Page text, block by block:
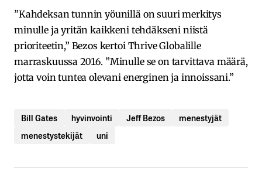
”Kahdeksan tunnin yöunillä on suuri merkitys
minulle ja yritän kaikkeni tehdäkseni niistä
prioriteetin,” Bezos kertoi Thrive Globalille
marraskuussa 2016. ”Minulle se on tarvittava määrä,
jotta voin tuntea olevani energinen ja innoissani.”
Bill Gates hyvinvointi Jeff Bezos
menestyjät
menestystekijät
uni